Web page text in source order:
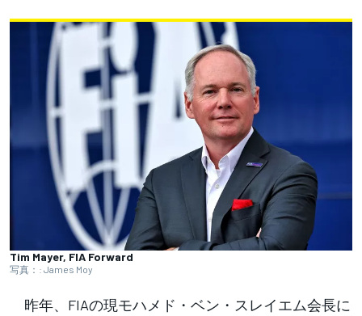
Tim Mayer, FIA Forward
写真：: James Moy
昨年、FIAの現モハメド・ベン・スレイエム会長に